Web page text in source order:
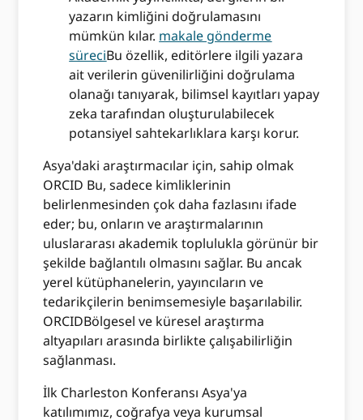
yazarın kimliğini doğrulamasını
mümkün kılar. makale gönderme
süreciBu özellik, editörlere ilgili yazara
ait verilerin güvenilirliğini doğrulama
olanağı tanıyarak, bilimsel kayıtları yapay
zeka tarafından oluşturulabilecek
potansiyel sahtekarlıklara karşı korur.
Asya'daki araştırmacılar için, sahip olmak
ORCID Bu, sadece kimliklerinin
belirlenmesinden çok daha fazlasını ifade
eder; bu, onların ve araştırmalarının
uluslararası akademik toplulukla görünür bir
şekilde bağlantılı olmasını sağlar. Bu ancak
yerel kütüphanelerin, yayıncıların ve
tedarikçilerin benimsemesiyle başarılabilir.
ORCIDBölgesel ve küresel araştırma
altyapıları arasında birlikte çalışabilirliğin
sağlanması.
İlk Charleston Konferansı Asya'ya
katılımımız, coğrafya veya kurumsal